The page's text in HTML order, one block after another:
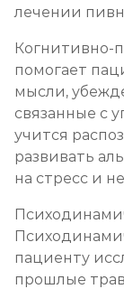
лечении
Когнитивно-
помогает
мысли,
связанные с
учится
развивать
на стресс и
пациенту
прошлые